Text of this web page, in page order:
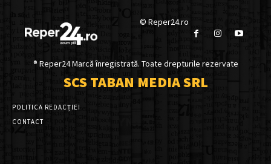
© Reper24.ro
® Reper24 Marcă înregistrată. Toate drepturile rezervate
SCS TABAN MEDIA SRL
POLITICA REDACȚIEI
CONTACT